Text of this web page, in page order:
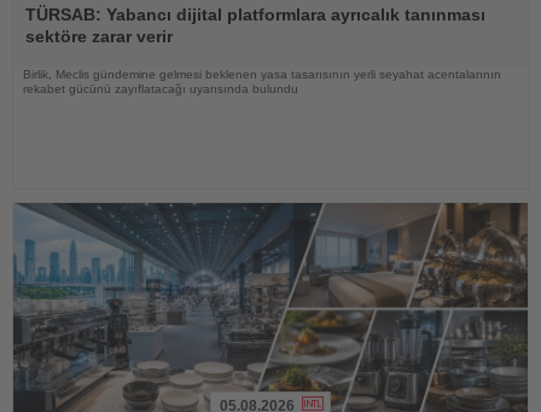
Oku
TÜRSAB: Yabancı dijital platformlara ayrıcalık tanınması
sektöre zarar verir
Birlik, Meclis gündemine gelmesi beklenen yasa tasarısının yerli seyahat acentalarının
rekabet gücünü zayıflatacağı uyarısında bulundu
05.08.2026